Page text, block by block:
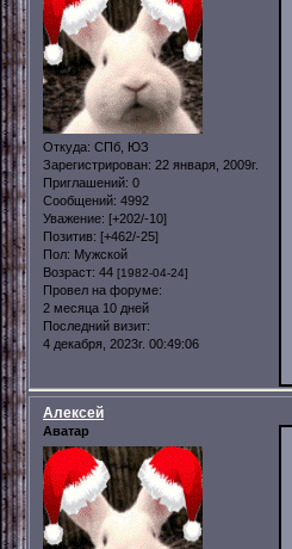
Откуда: СПб, ЮЗ
Зарегистрирован: 22 января, 2009г.
Приглашений: 0
Сообщений: 4992
Уважение: [+202/-10]
Позитив: [+462/-25]
Пол: Мужской
Возраст: 44 [1982-04-24]
Провел на форуме:
2 месяца 10 дней
Последний визит:
4 декабря, 2023г. 00:49:06
Алексей
Аватар